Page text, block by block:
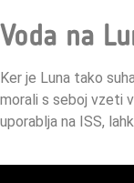
Voda na
Ker je Luna tako
morali s seboj vzeti
uporablja na ISS,